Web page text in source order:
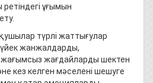
ұғымын
түрлі жаттығулар
жанжалдарды,
жағдайларды шектен
кез келген мәселені шешуге